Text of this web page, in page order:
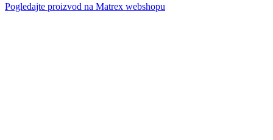
Pogledajte proizvod na Matrex webshopu